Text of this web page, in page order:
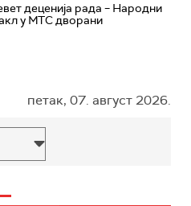
деценија рада – Народни
у МТС дворани
петак, 07. август 2026.